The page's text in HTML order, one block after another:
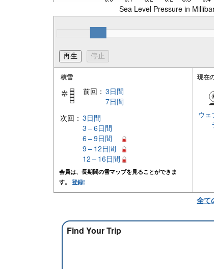
Sea Level Pressure in
積雪
前回： 3日間
7日間
次回： 3日間
3 – 6日間
6 – 9日間
9 – 12日間
12 – 16日間
会員は、長期間の雪マップを見ることができま
す。 登録!
現在
ウェ
全て
Find Your Trip